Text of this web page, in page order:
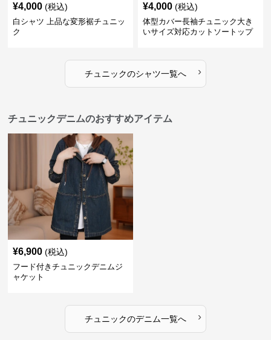
¥4,000 (税込)
白シャツ 上品な変形裾チュニッ
ク
¥4,000 (税込)
体型カバー長袖チュニック大き
いサイズ対応カットソートップ
チュニックのシャツ一覧へ ›
チュニックデニムのおすすめアイテム
¥6,900 (税込)
フード付きチュニックデニムジ
ャケット
チュニックのデニム一覧へ ›